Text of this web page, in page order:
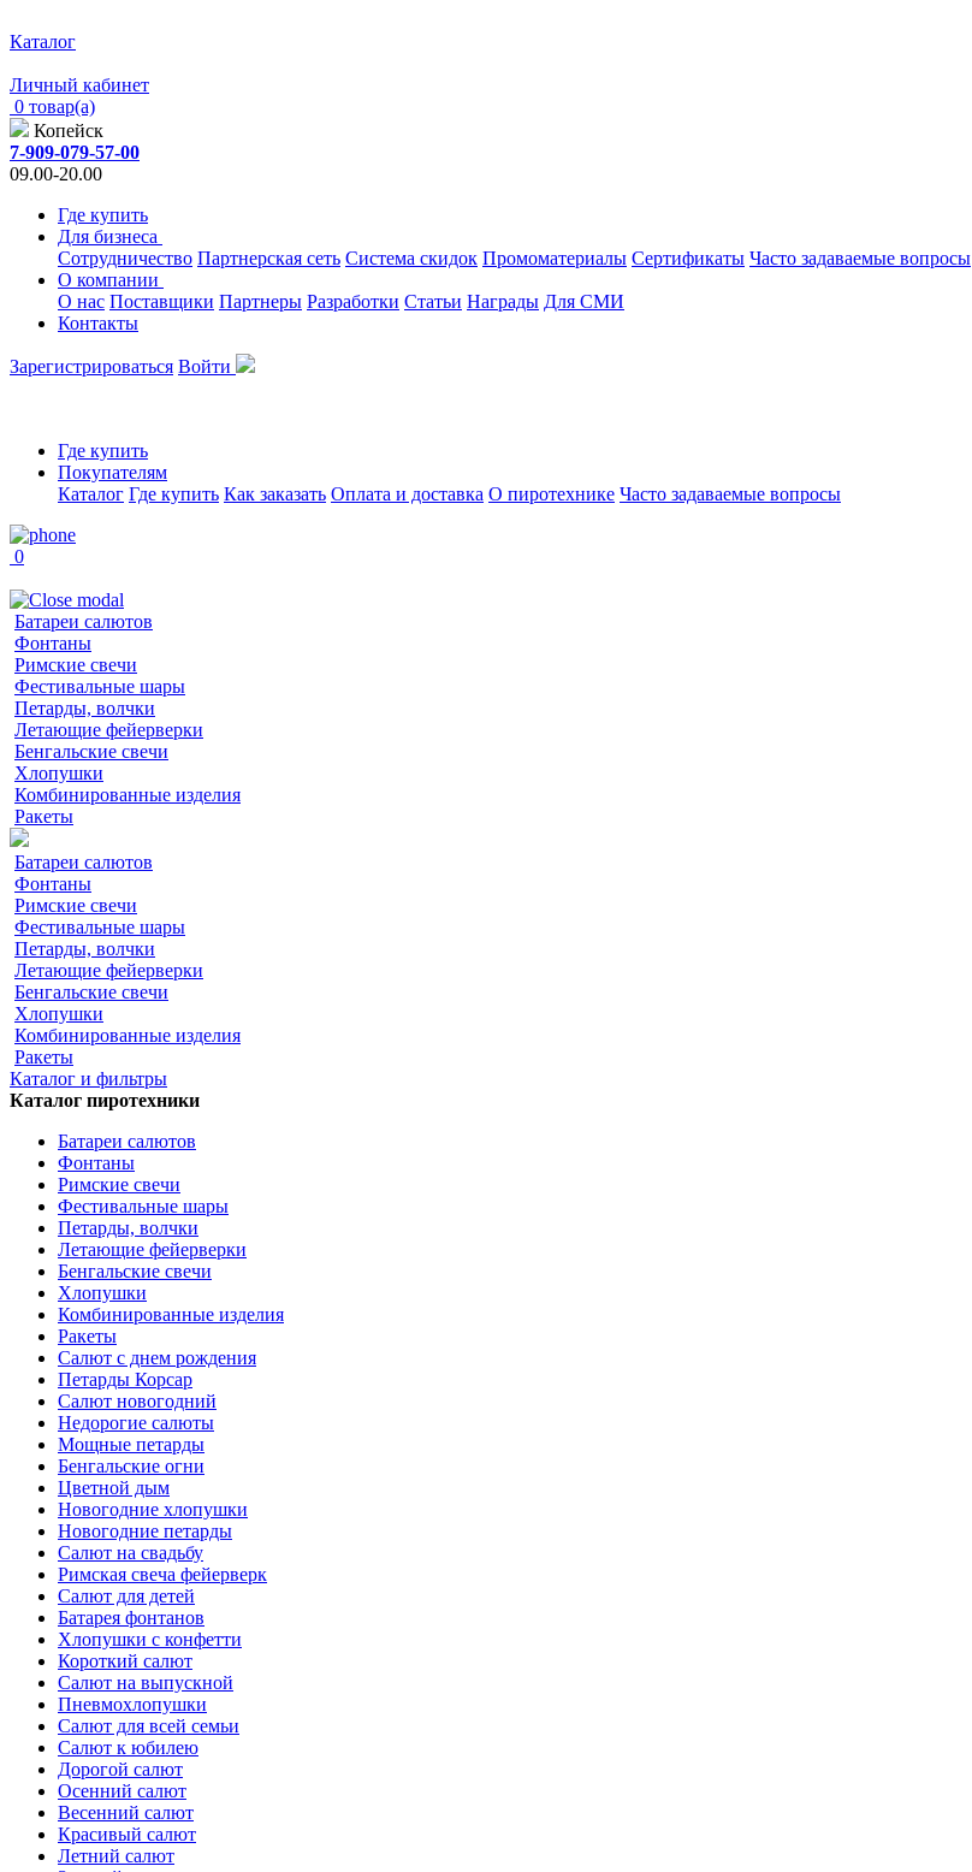
Каталог
Личный кабинет
0 товар(а)
Копейск
7-909-079-57-00
09.00-20.00
Где купить
Для бизнеса
Сотрудничество Партнерская сеть Система скидок Промоматериалы Сертификаты Часто задаваемые вопросы
О компании
О нас Поставщики Партнеры Разработки Статьи Награды Для СМИ
Контакты
Зарегистрироваться Войти
Где купить
Покупателям
Каталог Где купить Как заказать Оплата и доставка О пиротехнике Часто задаваемые вопросы
0
Батареи салютов
Фонтаны
Римские свечи
Фестивальные шары
Петарды, волчки
Летающие фейерверки
Бенгальские свечи
Хлопушки
Комбинированные изделия
Ракеты
Батареи салютов
Фонтаны
Римские свечи
Фестивальные шары
Петарды, волчки
Летающие фейерверки
Бенгальские свечи
Хлопушки
Комбинированные изделия
Ракеты
Каталог и фильтры
Каталог пиротехники
Батареи салютов
Фонтаны
Римские свечи
Фестивальные шары
Петарды, волчки
Летающие фейерверки
Бенгальские свечи
Хлопушки
Комбинированные изделия
Ракеты
Салют с днем рождения
Петарды Корсар
Салют новогодний
Недорогие салюты
Мощные петарды
Бенгальские огни
Цветной дым
Новогодние хлопушки
Новогодние петарды
Салют на свадьбу
Римская свеча фейерверк
Салют для детей
Батарея фонтанов
Хлопушки с конфетти
Короткий салют
Салют на выпускной
Пневмохлопушки
Салют для всей семьи
Салют к юбилею
Дорогой салют
Осенний салют
Весенний салют
Красивый салют
Летний салют